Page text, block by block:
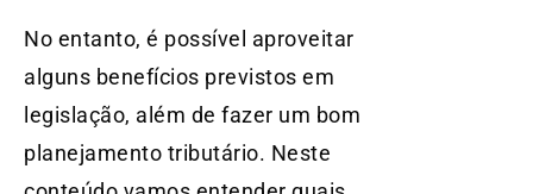
No entanto, é possível aproveitar
alguns benefícios previstos em
legislação, além de fazer um bom
planejamento tributário. Neste